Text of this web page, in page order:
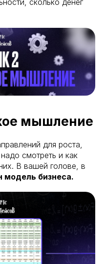
мышление
для роста,
смотреть и как
В вашей голове, в
модель бизнеса.